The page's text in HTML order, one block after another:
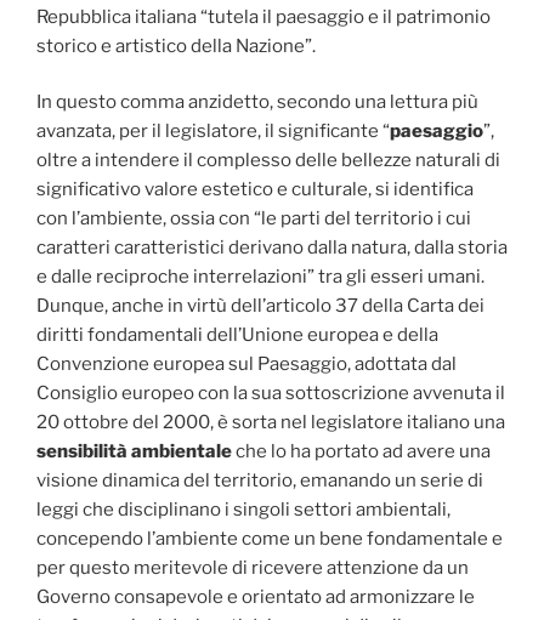
Repubblica italiana “tutela il paesaggio e il patrimonio
storico e artistico della Nazione”.
In questo comma anzidetto, secondo una lettura più
avanzata, per il legislatore, il significante “paesaggio”,
oltre a intendere il complesso delle bellezze naturali di
significativo valore estetico e culturale, si identifica
con l’ambiente, ossia con “le parti del territorio i cui
caratteri caratteristici derivano dalla natura, dalla storia
e dalle reciproche interrelazioni” tra gli esseri umani.
Dunque, anche in virtù dell’articolo 37 della Carta dei
diritti fondamentali dell’Unione europea e della
Convenzione europea sul Paesaggio, adottata dal
Consiglio europeo con la sua sottoscrizione avvenuta il
20 ottobre del 2000, è sorta nel legislatore italiano una
sensibilità ambientaleche lo ha portato ad avere una
visione dinamica del territorio, emanando un serie di
leggi che disciplinano i singoli settori ambientali,
concependo l’ambiente come un bene fondamentale e
per questo meritevole di ricevere attenzione da un
Governo consapevole e orientato ad armonizzare le